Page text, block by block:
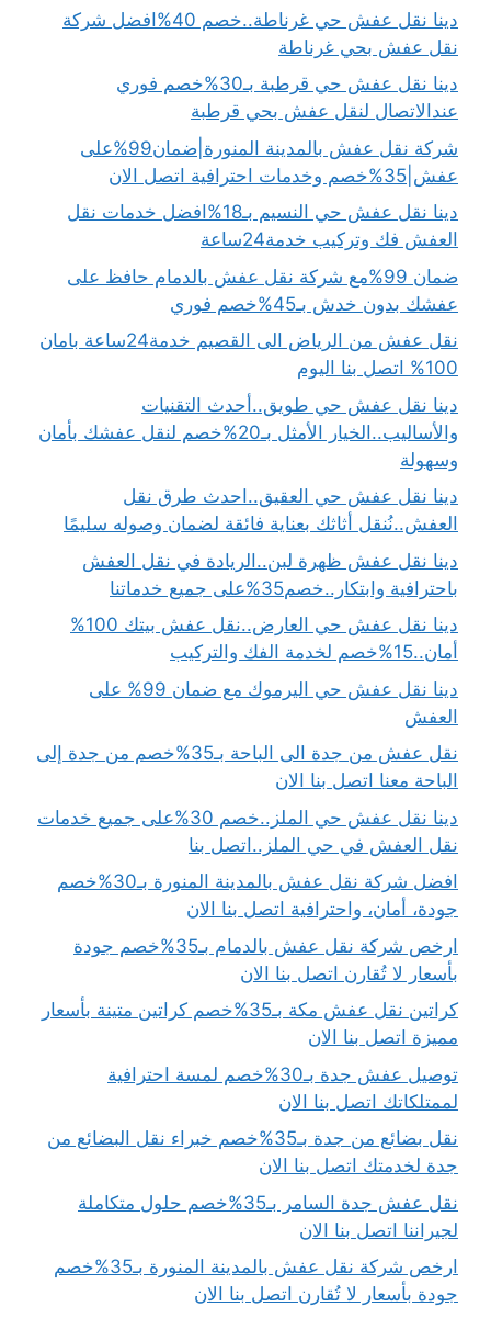
دينا نقل عفش حي غرناطة..خصم 40%افضل شركة
نقل عفش بحي غرناطة
دينا نقل عفش حي قرطبة بـ30%خصم فوري
عندالاتصال لنقل عفش بحي قرطبة
شركة نقل عفش بالمدينة المنورة|ضمان99%على
عفش|35%خصم وخدمات احترافية اتصل الان
دينا نقل عفش حي النسيم بـ18%افضل خدمات نقل
العفش فك وتركيب خدمة24ساعة
ضمان 99%مع شركة نقل عفش بالدمام حافظ على
عفشك بدون خدش بـ45%خصم فوري
نقل عفش من الرياض الى القصيم خدمة24ساعة بامان
100% اتصل بنا اليوم
دينا نقل عفش حي طويق..أحدث التقنيات
والأساليب..الخيار الأمثل بـ20%خصم لنقل عفشك بأمان
وسهولة
دينا نقل عفش حي العقيق..احدث طرق نقل
العفش..نُنقل أثاثك بعناية فائقة لضمان وصوله سليمًا
دينا نقل عفش ظهرة لبن..الريادة في نقل العفش
باحترافية وابتكار..خصم35%على جميع خدماتنا
دينا نقل عفش حي العارض..نقل عفش بيتك 100%
أمان..15%خصم لخدمة الفك والتركيب
دينا نقل عفش حي اليرموك مع ضمان 99% على
العفش
نقل عفش من جدة الى الباحة بـ35%خصم من جدة إلى
الباحة معنا اتصل بنا الان
دينا نقل عفش حي الملز..خصم 30%على جميع خدمات
نقل العفش في حي الملز..اتصل بنا
افضل شركة نقل عفش بالمدينة المنورة بـ30%خصم
جودة، أمان، واحترافية اتصل بنا الان
ارخص شركة نقل عفش بالدمام بـ35%خصم جودة
بأسعار لا تُقارن اتصل بنا الان
كراتين نقل عفش مكة بـ35%خصم كراتين متينة بأسعار
مميزة اتصل بنا الان
توصيل عفش جدة بـ30%خصم لمسة احترافية
لممتلكاتك اتصل بنا الان
نقل بضائع من جدة بـ35%خصم خبراء نقل البضائع من
جدة لخدمتك اتصل بنا الان
نقل عفش جدة السامر بـ35%خصم حلول متكاملة
لجيراننا اتصل بنا الان
ارخص شركة نقل عفش بالمدينة المنورة بـ35%خصم
جودة بأسعار لا تُقارن اتصل بنا الان